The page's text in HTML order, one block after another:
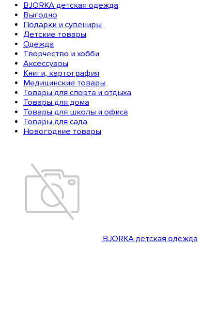
BJORKA детская одежда
Выгодно
Подарки и сувениры
Детские товары
Одежда
Творчество и хобби
Аксессуары
Книги, картография
Медицинские товары
Товары для спорта и отдыха
Товары для дома
Товары для школы и офиса
Товары для сада
Новогодние товары
BJORKA детская одежда